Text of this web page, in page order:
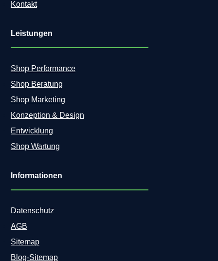
Kontakt
Leistungen
Shop Performance
Shop Beratung
Shop Marketing
Konzeption & Design
Entwicklung
Shop Wartung
Informationen
Datenschutz
AGB
Sitemap
Blog-Sitemap